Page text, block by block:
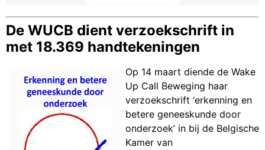
De WUCB dient verzoekschrift in
met 18.369 handtekeningen
Op 14 maart diende de Wake
Up Call Beweging haar
verzoekschrift ‘erkenning en
betere geneeskunde door
onderzoek’ in bij de Belgische
Kamer van